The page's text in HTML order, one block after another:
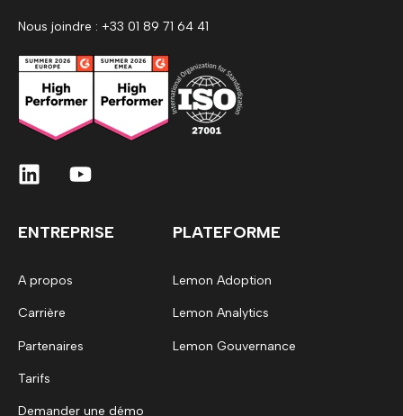
Nous joindre : +33 01 89 71 64 41
ENTREPRISE
A propos
Carrière
Partenaires
Tarifs
Demander une démo
PLATEFORME
Lemon Adoption
Lemon Analytics
Lemon Gouvernance